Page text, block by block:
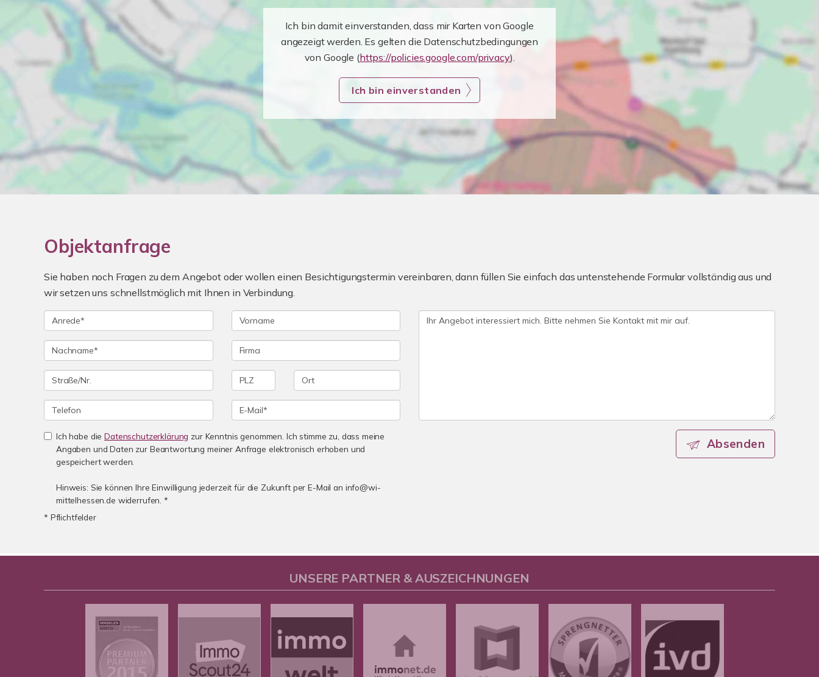
Ich bin damit einverstanden, dass mir Karten von Google
angezeigt werden. Es gelten die Datenschutzbedingungen
von Google (https://policies.google.com/privacy).
Ich bin einverstanden
Objektanfrage
Sie haben noch Fragen zu dem Angebot oder wollen einen Besichtigungstermin vereinbaren, dann füllen Sie einfach das untenstehende Formular vollständig aus und
wir setzen uns schnellstmöglich mit Ihnen in Verbindung.
Ich habe dieDatenschutzerklärung zur Kenntnis genommen. Ich stimme zu, dass meine
Angaben und Daten zur Beantwortung meiner Anfrage elektronisch erhoben und
gespeichert werden.
Hinweis: Sie können Ihre Einwilligung jederzeit für die Zukunft per E-Mail an info@wi-
mittelhessen.de widerrufen. *
* Pflichtfelder
Absenden
UNSERE PARTNER & AUSZEICHNUNGEN